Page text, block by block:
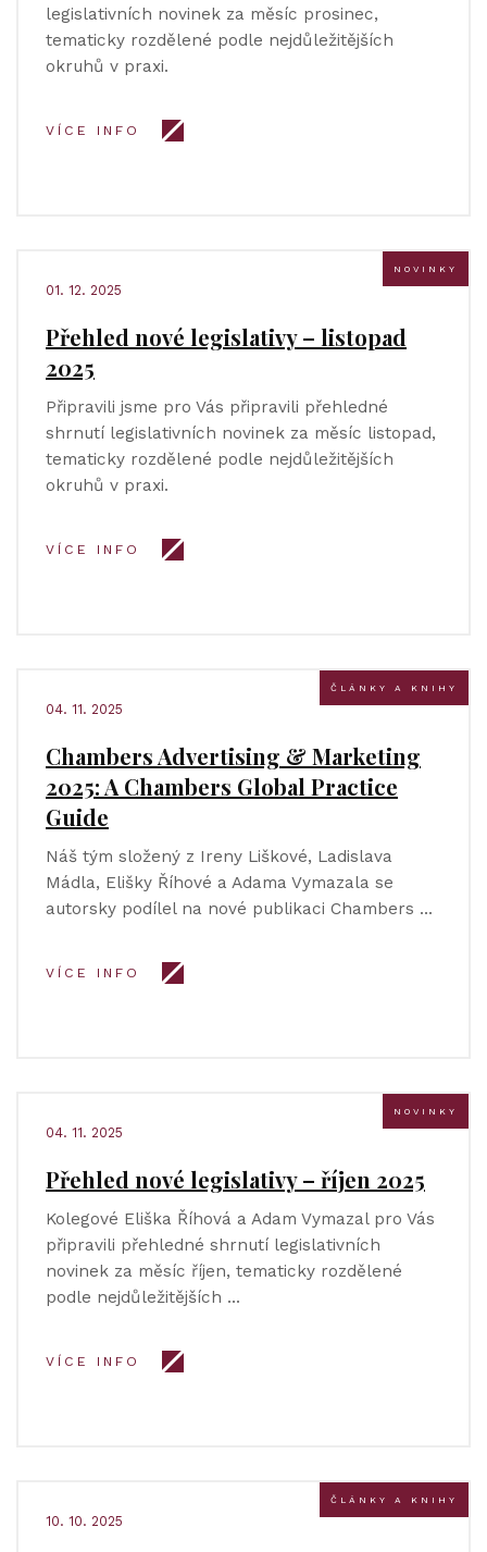
legislativních novinek za měsíc prosinec,
tematicky rozdělené podle nejdůležitějších
okruhů v praxi.
VÍCE INFO
NOVINKY
01. 12. 2025
Přehled nové legislativy – listopad
2025
Připravili jsme pro Vás připravili přehledné
shrnutí legislativních novinek za měsíc listopad,
tematicky rozdělené podle nejdůležitějších
okruhů v praxi.
VÍCE INFO
ČLÁNKY A KNIHY
04. 11. 2025
Chambers Advertising & Marketing
2025: A Chambers Global Practice
Guide
Náš tým složený z Ireny Liškové, Ladislava
Mádla, Elišky Říhové a Adama Vymazala se
autorsky podílel na nové publikaci Chambers …
VÍCE INFO
NOVINKY
04. 11. 2025
Přehled nové legislativy – říjen 2025
Kolegové Eliška Říhová a Adam Vymazal pro Vás
připravili přehledné shrnutí legislativních
novinek za měsíc říjen, tematicky rozdělené
podle nejdůležitějších …
VÍCE INFO
ČLÁNKY A KNIHY
10. 10. 2025